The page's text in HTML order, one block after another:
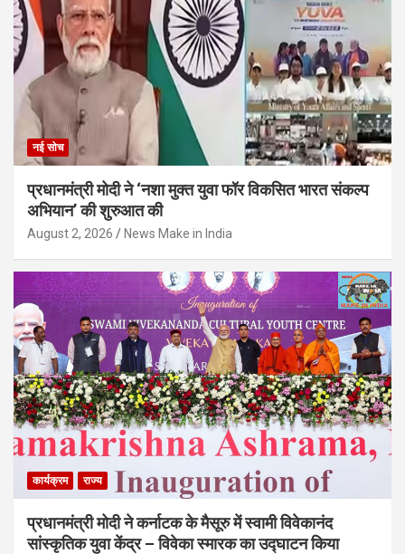
नई सोच
प्रधानमंत्री मोदी ने ‘नशा मुक्त युवा फॉर विकसित भारत संकल्प
अभियान’ की शुरुआत की
August 2, 2026 News Make in India
कार्यक्रम राज्य
प्रधानमंत्री मोदी ने कर्नाटक के मैसूरु में स्वामी विवेकानंद
सांस्कृतिक युवा केंद्र – विवेका स्मारक का उद्घाटन किया